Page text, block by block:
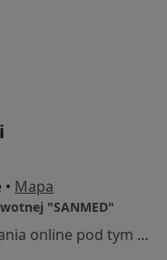
• Mapa
"SANMED"
Specjalista nie oferuje umawiania online pod tym adresem.